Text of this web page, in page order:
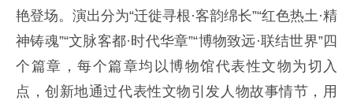
艳登场。演出分为“迁徙寻根·客韵绵长”“红色热土·精
神铸魂”“文脉客都·时代华章”“博物致远·联结世界”四
个篇章，每个篇章均以博物馆代表性文物为切入
点，创新地通过代表性文物引发人物故事情节，用